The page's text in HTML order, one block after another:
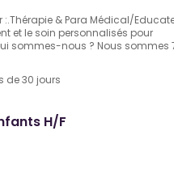
:.Thérapie & Para Médical/
et le soin personnalisés pour
sommes-nous ? Nous sommes
de 30 jours
H/F